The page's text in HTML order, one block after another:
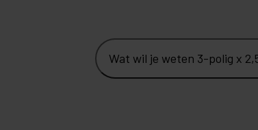
Wat wil je weten 3-polig x